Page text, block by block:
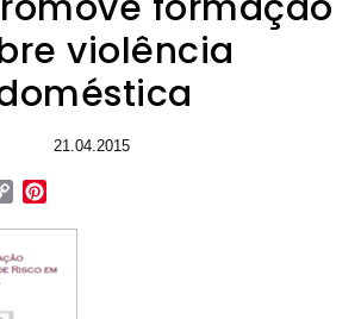
violência
21.04.2015
Copy